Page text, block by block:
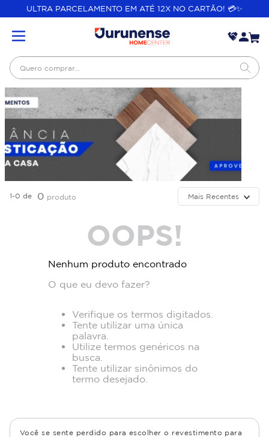
ULTRA PARCELAMENTO EM ATÉ 12X NO CARTÃO! 💳✨
Quero comprar...
1-0 de 0 produto Mais Recentes
OOPS!
Nenhum produto encontrado
O que eu devo fazer?
Verifique os termos digitados.
Tente utilizar uma única
palavra.
Utilize termos genéricos na
busca.
Tente utilizar sinônimos do
termo desejado.
Você se sente perdido para escolher o revestimento para